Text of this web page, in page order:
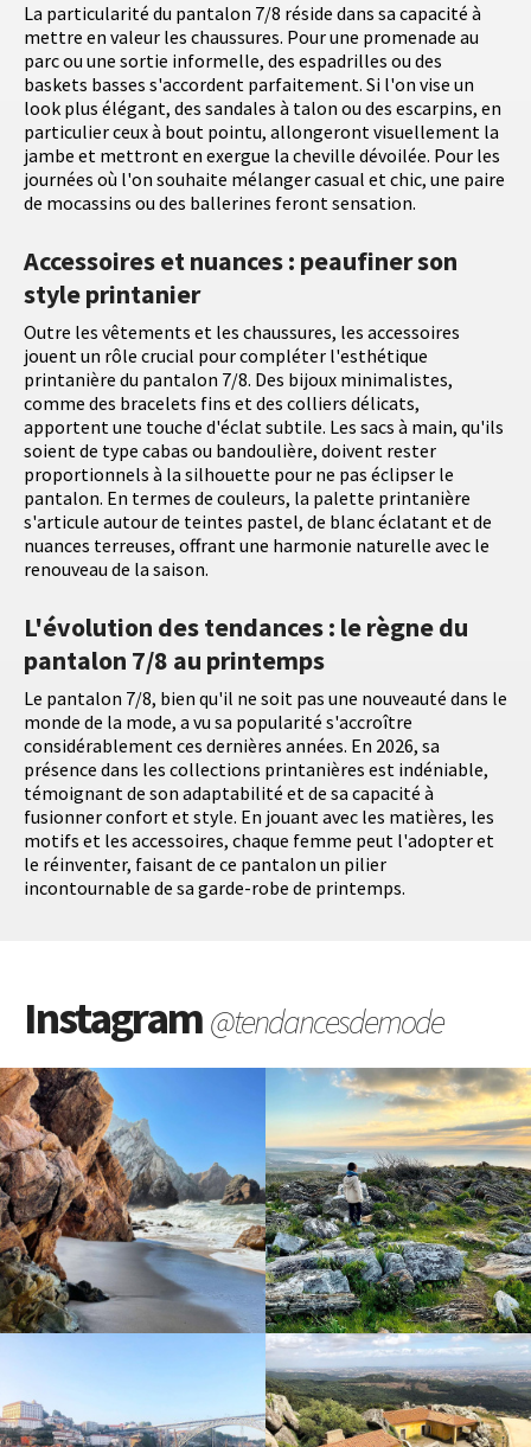
La particularité du pantalon 7/8 réside dans sa capacité à
mettre en valeur les chaussures. Pour une promenade au
parc ou une sortie informelle, des espadrilles ou des
baskets basses s'accordent parfaitement. Si l'on vise un
look plus élégant, des sandales à talon ou des escarpins, en
particulier ceux à bout pointu, allongeront visuellement la
jambe et mettront en exergue la cheville dévoilée. Pour les
journées où l'on souhaite mélanger casual et chic, une paire
de mocassins ou des ballerines feront sensation.
Accessoires et nuances : peaufiner son
style printanier
Outre les vêtements et les chaussures, les accessoires
jouent un rôle crucial pour compléter l'esthétique
printanière du pantalon 7/8. Des bijoux minimalistes,
comme des bracelets fins et des colliers délicats,
apportent une touche d'éclat subtile. Les sacs à main, qu'ils
soient de type cabas ou bandoulière, doivent rester
proportionnels à la silhouette pour ne pas éclipser le
pantalon. En termes de couleurs, la palette printanière
s'articule autour de teintes pastel, de blanc éclatant et de
nuances terreuses, offrant une harmonie naturelle avec le
renouveau de la saison.
L'évolution des tendances : le règne du
pantalon 7/8 au printemps
Le pantalon 7/8, bien qu'il ne soit pas une nouveauté dans le
monde de la mode, a vu sa popularité s'accroître
considérablement ces dernières années. En 2026, sa
présence dans les collections printanières est indéniable,
témoignant de son adaptabilité et de sa capacité à
fusionner confort et style. En jouant avec les matières, les
motifs et les accessoires, chaque femme peut l'adopter et
le réinventer, faisant de ce pantalon un pilier
incontournable de sa garde-robe de printemps.
Instagram@tendancesdemode